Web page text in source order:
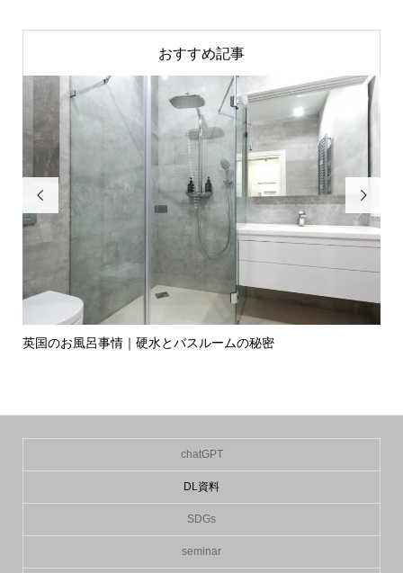
おすすめ記事

英国のお風呂事情｜硬水とバスルームの秘密

chatGPT
DL資料
SDGs
seminar